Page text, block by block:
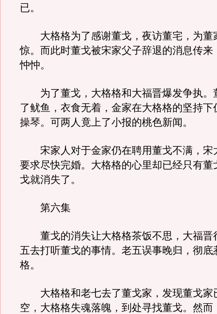
已。
大格格为了感谢董戈，夜访董宅，为董
惊。而此时董戈被宋家父子辞退的消息传来
忡忡。
为了董戈，大格格和大福晋爆发争执。
了鱿鱼，衣食无着，金家在大格格的坚持下
操琴。可两人竟上了小报的桃色新闻。
宋家人对于金家仍在聘用董戈不满，宋
要求尽快完婚。大格格的心里却已经只有董
戈就消失了。
第六集
董戈的消失让大格格茶饭不思，大福晋
五去打听董戈的事情。老五误事晚归，彻底
格。
大格格和老七去了董戈家，发现董戈家
空，大格格失魂落魄，到处寻找董戈。然而